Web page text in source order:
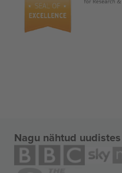
Nagu nähtud uudistes